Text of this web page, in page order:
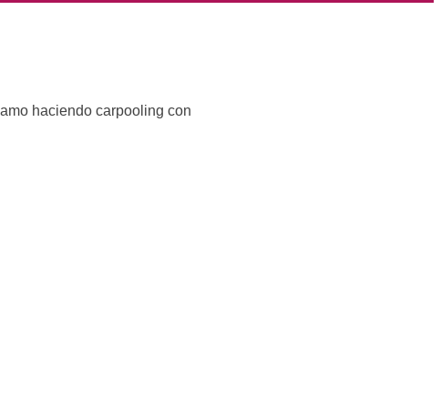
haciendo carpooling con